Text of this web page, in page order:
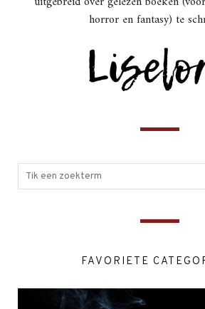
horror en fantasy) te
FAVORIETE